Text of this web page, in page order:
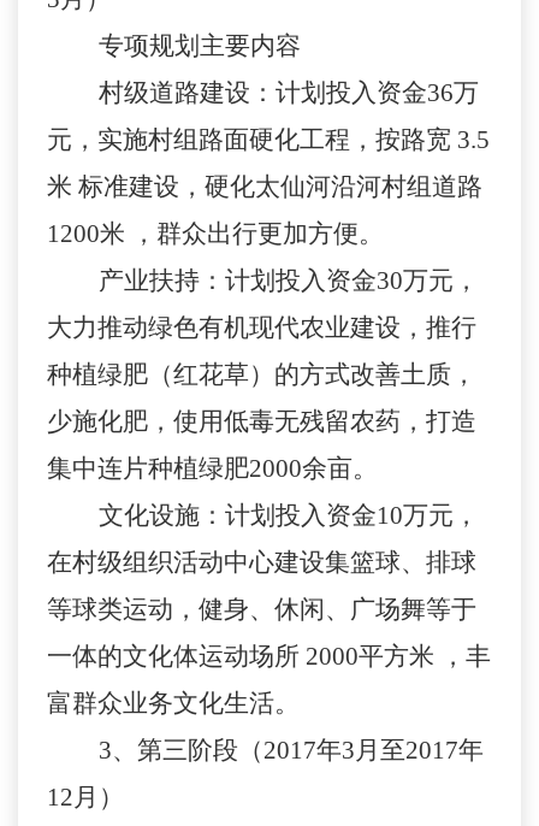
专项规划主要内容
村级道路建设：计划投入资金36万
元，实施村组路面硬化工程，按路宽 3.5
米 标准建设，硬化太仙河沿河村组道路
1200米
，群众出行更加方便。
产业扶持：计划投入资金30万元，
大力推动绿色有机现代农业建设， 推行
种植绿肥（红花草）的方式改善土质，
少施化肥，使用低毒无残留农药，打造
集中连片种植绿肥2000余亩。
文化设施：计划投入资金10万元，
在村级组织活动中心建设集篮球、排球
等球类运动，健身、休闲、广场舞等于
一体的文化体运动场所 2000平方米
，丰
富群众业务文化生活。
3、第三阶段（2017年3月至2017年
12月）